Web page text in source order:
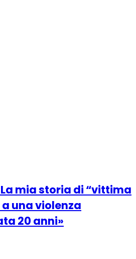
mia storia di “vittima
una violenza
20 anni»